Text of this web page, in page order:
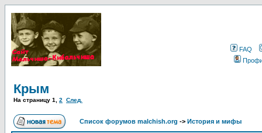
FAQ
Крым
На страницу 1 2 След.
Список форумов malchish.org -> История и мифы